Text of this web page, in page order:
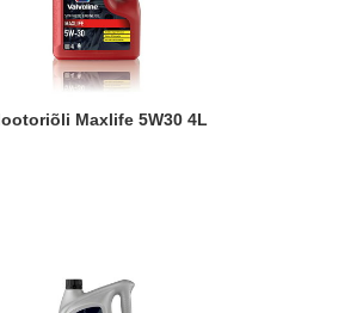
Mootoriõli Maxlife 5W30 4L